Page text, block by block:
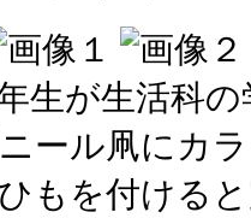
生が生活科の
ール凧にカ
もを付ける